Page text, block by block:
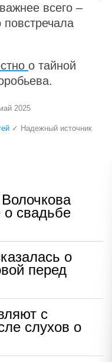
всего –
повстречала
о тайной
2025
✓ Надежный источник
о свадьбе
о
перед
с
слухов о